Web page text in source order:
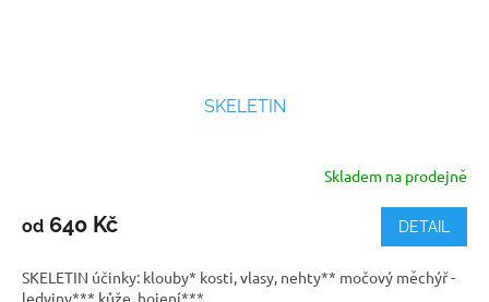
SKELETIN
produktu
z
Skladem na prodejně
od 640 Kč DETAIL
SKELETIN účinky: klouby* kosti, vlasy, nehty** močový měchýř -
ledviny*** kůže, hojení***